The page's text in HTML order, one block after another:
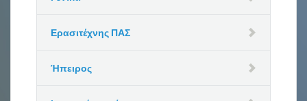
Ερασιτέχνης ΠΑΣ
Ήπειρος